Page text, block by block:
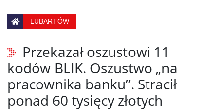
LUBARTÓW
Przekazał oszustowi 11
kodów BLIK. Oszustwo „na
pracownika banku”. Stracił
ponad 60 tysięcy złotych